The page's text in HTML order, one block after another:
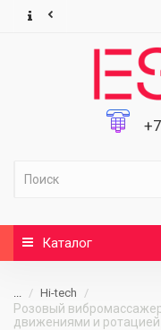
Каталог
... Hi-tech
Розовый
движениями и ротацией